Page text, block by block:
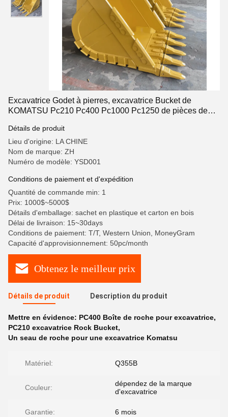
Excavatrice Godet à pierres, excavatrice Bucket de
KOMATSU Pc210 Pc400 Pc1000 Pc1250 de pièces de
Détails de produit
Lieu d'origine: LA CHINE
Nom de marque: ZH
Numéro de modèle: YSD001
Conditions de paiement et d'expédition
Quantité de commande min: 1
Prix: 1000$~5000$
Détails d'emballage: sachet en plastique et carton en bois
Délai de livraison: 15~30days
Conditions de paiement: T/T, Western Union, MoneyGram
Capacité d'approvisionnement: 50pc/month
Obtenez le meilleur prix
Détails de produit Description du produit
Mettre en évidence: PC400 Boîte de roche pour excavatrice,
PC210 excavatrice Rock Bucket,
Un seau de roche pour une excavatrice Komatsu
Matériel: Q355B
Couleur:
dépendez de la marque
d'excavatrice
Garantie: 6 mois